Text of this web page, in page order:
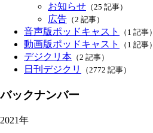
お知らせ （25 記事）
広告 （2 記事）
音声版ポッドキャスト （1 記事）
動画版ポッドキャスト （1 記事）
デジクリ本 （2 記事）
日刊デジクリ （2772 記事）
バックナンバー
2021年